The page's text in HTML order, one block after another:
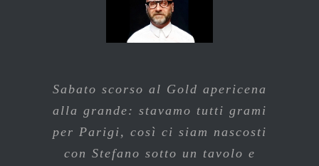
Sabato scorso al Gold apericena
alla grande: stavamo tutti grami
per Parigi, così ci siam nascosti
con Stefano sotto un tavolo e